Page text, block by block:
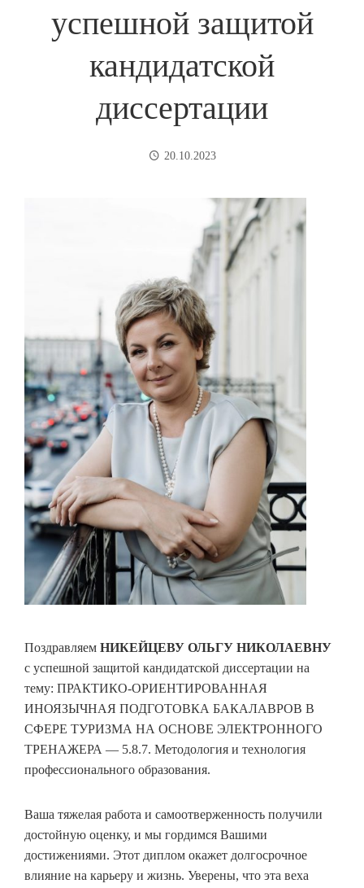
успешной защитой
кандидатской
диссертации
20.10.2023
Поздравляем НИКЕЙЦЕВУ ОЛЬГУ НИКОЛАЕВНУ
с успешной защитой кандидатской диссертации на
тему: ПРАКТИКО-ОРИЕНТИРОВАННАЯ
ИНОЯЗЫЧНАЯ ПОДГОТОВКА БАКАЛАВРОВ В
СФЕРЕ ТУРИЗМА НА ОСНОВЕ ЭЛЕКТРОННОГО
ТРЕНАЖЕРА — 5.8.7. Методология и технология
профессионального образования.
Ваша тяжелая работа и самоотверженность получили
достойную оценку, и мы гордимся Вашими
достижениями. Этот диплом окажет долгосрочное
влияние на карьеру и жизнь. Уверены, что эта веха